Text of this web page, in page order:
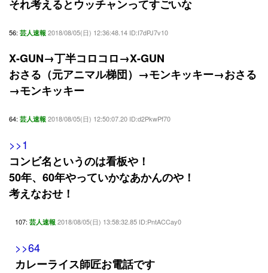
それ考えるとウッチャンってすごいな
56: 芸人速報 2018/08/05(日) 12:36:48.14 ID:I7dPJ7v10
X-GUN→丁半コロコロ→X-GUN
おさる（元アニマル梯団）→モンキッキー→おさる
→モンキッキー
64: 芸人速報 2018/08/05(日) 12:50:07.20 ID:d2PkwPf70
>>1
コンビ名というのは看板や！
50年、60年やっていかなあかんのや！
考えなおせ！
107: 芸人速報 2018/08/05(日) 13:58:32.85 ID:PntACCay0
>>64
カレーライス師匠お電話です